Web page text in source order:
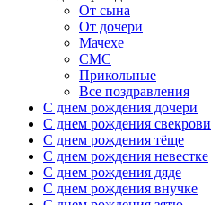
От сына
От дочери
Мачехе
СМС
Прикольные
Все поздравления
C днем рождения дочери
C днем рождения свекрови
C днем рождения тёще
C днем рождения невестке
C днем рождения дяде
C днем рождения внучке